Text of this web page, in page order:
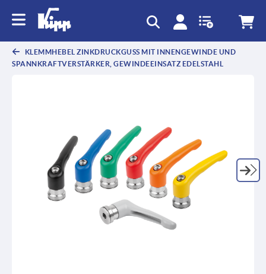
KLEMMHEBEL ZINKDRUCKGUSS MIT INNENGEWINDE UND
SPANNKRAFTVERSTÄRKER, GEWINDEEINSATZ EDELSTAHL